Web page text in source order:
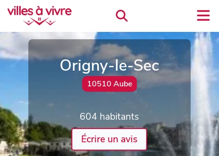
Origny-le-Sec
10510 Aube
604 habitants
Écrire un avis